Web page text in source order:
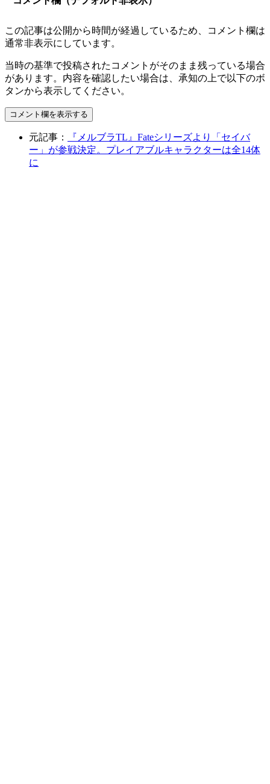
この記事は公開から時間が経過しているため、コメント欄は
通常非表示にしています。
当時の基準で投稿されたコメントがそのまま残っている場合
があります。内容を確認したい場合は、承知の上で以下のボ
タンから表示してください。
コメント欄を表示する
元記事：
『メルブラTL』Fateシリーズより「セイバ
ー」が参戦決定。プレイアブルキャラクターは全14体
に